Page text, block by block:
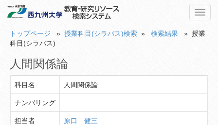
トップページ » 授業科目(シラバス)検索 » 検索結果 » 授業
科目(シラバス)
人間関係論
科目名 人間関係論
ナンバリング
担当者 原口 健三